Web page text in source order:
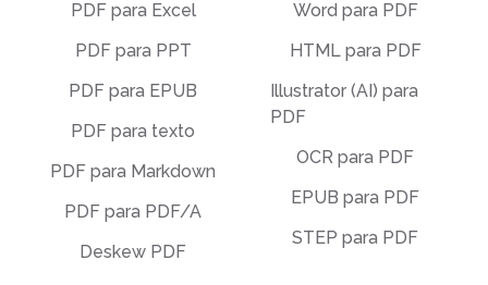
PDF para Excel
PDF para PPT
PDF para EPUB
PDF para texto
PDF para Markdown
PDF para PDF/A
Deskew PDF
Word para PDF
HTML para PDF
Illustrator (AI) para
PDF
OCR para PDF
EPUB para PDF
STEP para PDF